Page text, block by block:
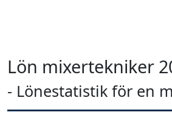
Lön mixertekniker
- Lönestatistik för en